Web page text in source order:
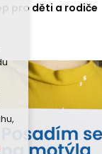
pro děti a rodiče